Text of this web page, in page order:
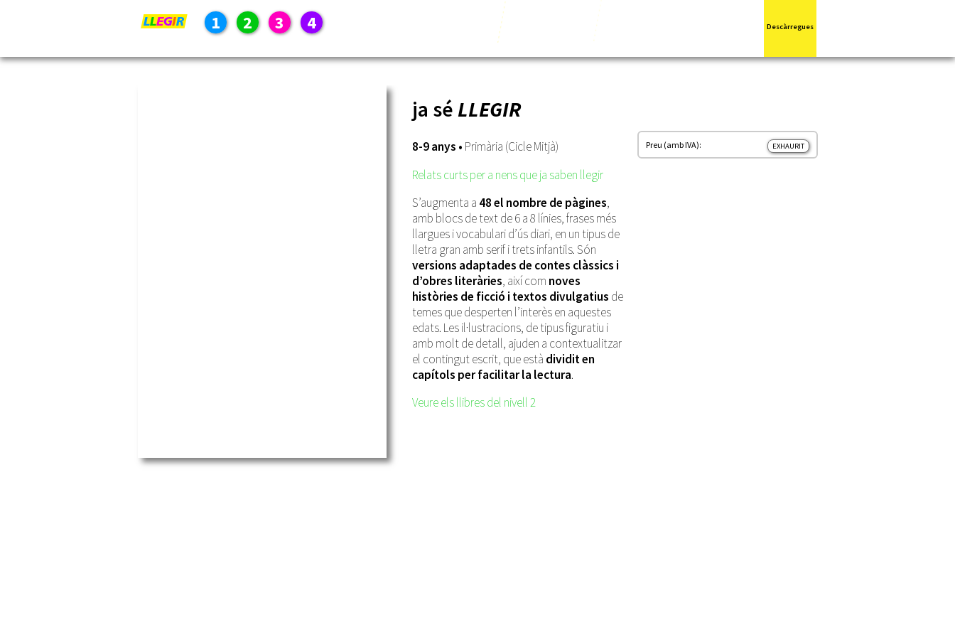
1 2 3 4 Descàrregues
ja sé LLEGIR
8-9 anys • Primària (Cicle Mitjà)
Relats curts per a nens que ja saben llegir
S’augmenta a 48 el nombre de pàgines,
amb blocs de text de 6 a 8 línies, frases més
llargues i vocabulari d’ús diari, en un tipus de
lletra gran amb serif i trets infantils. Són
versions adaptades de contes clàssics i
d’obres literàries, així com noves
històries de ficció i textos divulgatius de
temes que desperten l’interès en aquestes
edats. Les il·lustracions, de tipus figuratiu i
amb molt de detall, ajuden a contextualitzar
el contingut escrit, que està dividit en
capítols per facilitar la lectura.
Veure els llibres del nivell 2
Preu (amb IVA): EXHAURIT